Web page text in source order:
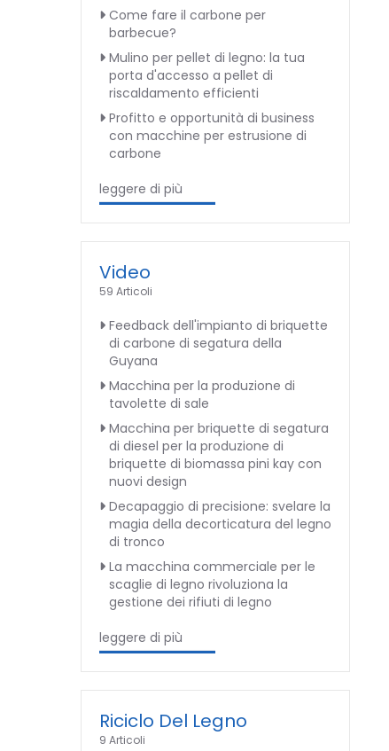
Come fare il carbone per
barbecue?
Mulino per pellet di legno: la tua
porta d'accesso a pellet di
riscaldamento efficienti
Profitto e opportunità di business
con macchine per estrusione di
carbone
leggere di più
Video
59 Articoli
Feedback dell'impianto di briquette
di carbone di segatura della
Guyana
Macchina per la produzione di
tavolette di sale
Macchina per briquette di segatura
di diesel per la produzione di
briquette di biomassa pini kay con
nuovi design
Decapaggio di precisione: svelare la
magia della decorticatura del legno
di tronco
La macchina commerciale per le
scaglie di legno rivoluziona la
gestione dei rifiuti di legno
leggere di più
Riciclo Del Legno
9 Articoli